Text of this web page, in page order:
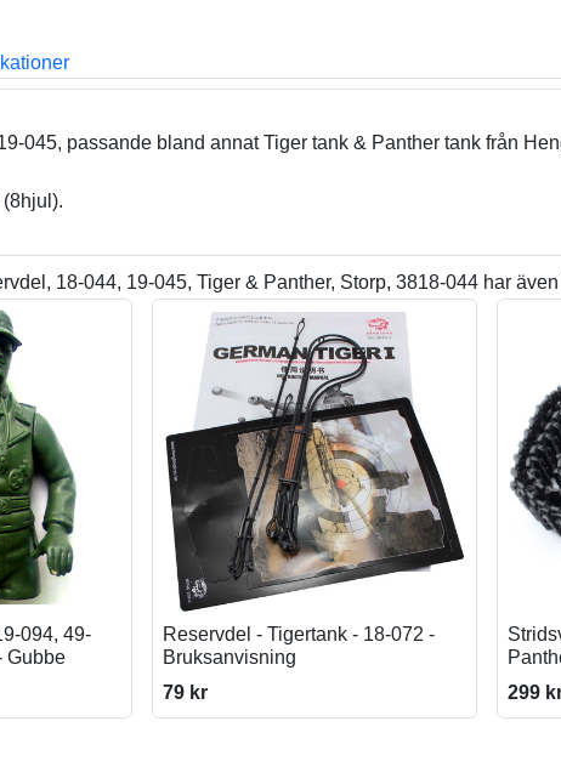
045, passande bland annat Tiger tank & Panther tank från
18-044, 19-045, Tiger & Panther, Storp, 3818-044 har även
094, 49-
Gubbe
Reservdel - Tigertank - 18-072 -
Bruksanvisning
79 kr
299